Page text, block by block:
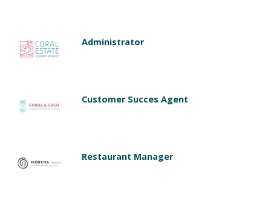
Administrator
Customer Succes Agent
Restaurant Manager